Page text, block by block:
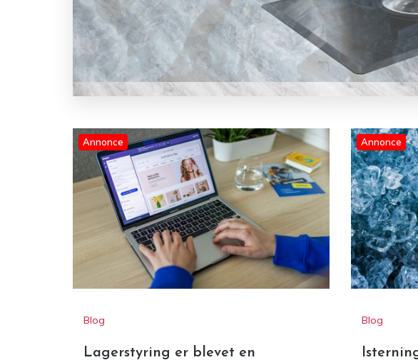
Annonce Annonce